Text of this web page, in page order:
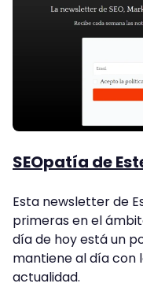
SEOpatía de
Esta newsletter de
primeras en el
día de hoy está un
mantiene al día con
actualidad.